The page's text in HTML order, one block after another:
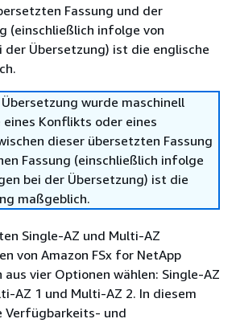
Fassung und der
(einschließlich infolge von
der Übersetzung) ist die englische
wurde maschinell
Konflikts oder eines
dieser übersetzten Fassung
Fassung (einschließlich infolge
bei der Übersetzung) ist die
maßgeblich.
Single-AZ und Multi-AZ
von Amazon FSx for NetApp
aus vier Optionen wählen: Single-AZ
AZ 1 und Multi-AZ 2. In diesem
Verfügbarkeits- und